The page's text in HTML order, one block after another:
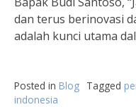
dan terus berinovasi
adalah kunci utama
Posted in Blog Tagged
indonesia